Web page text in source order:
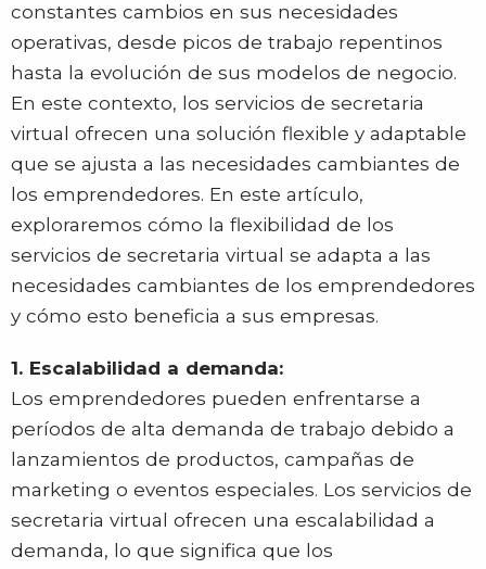
constantes cambios en sus necesidades
operativas, desde picos de trabajo repentinos
hasta la evolución de sus modelos de negocio.
En este contexto, los servicios de secretaria
virtual ofrecen una solución flexible y adaptable
que se ajusta a las necesidades cambiantes de
los emprendedores. En este artículo,
exploraremos cómo la flexibilidad de los
servicios de secretaria virtual se adapta a las
necesidades cambiantes de los emprendedores
y cómo esto beneficia a sus empresas.
1. Escalabilidad a demanda:
Los emprendedores pueden enfrentarse a
períodos de alta demanda de trabajo debido a
lanzamientos de productos, campañas de
marketing o eventos especiales. Los servicios de
secretaria virtual ofrecen una escalabilidad a
demanda, lo que significa que los